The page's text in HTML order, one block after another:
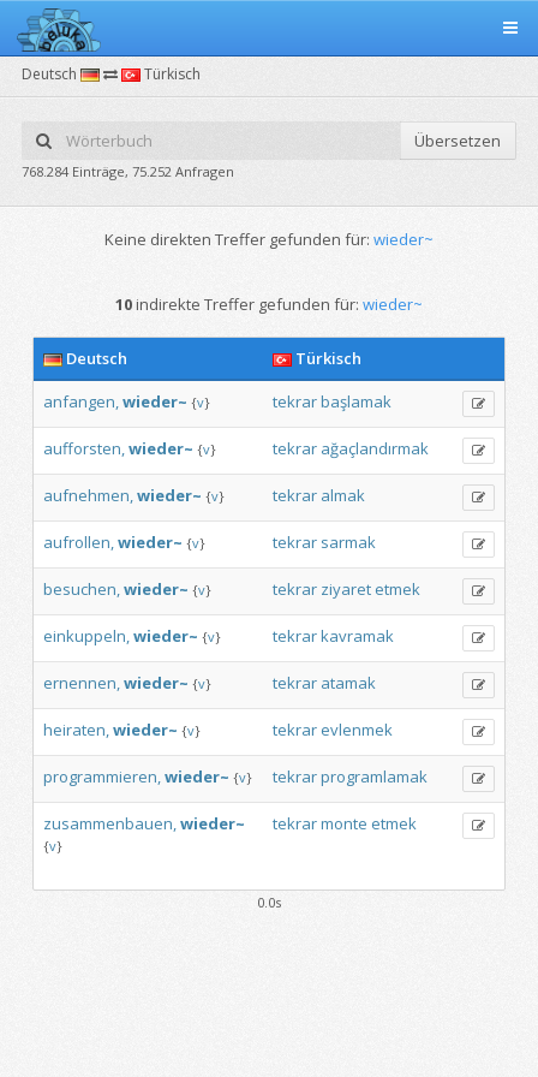
Deutsch Türkisch
Übersetzen
768.284 Einträge, 75.252 Anfragen
Keine direkten Treffer gefunden für: wieder~
10indirekte Treffer gefunden für: wieder~
Deutsch
Türkisch
anfangen,wieder~ {v} tekrarbaşlamak
aufforsten,wieder~ {v} tekrar ağaçlandırmak
aufnehmen,wieder~ {v} tekrar almak
aufrollen,wieder~ {v} tekrar sarmak
besuchen,wieder~ {v} tekrar ziyaret etmek
einkuppeln,wieder~ {v} tekrarkavramak
ernennen,wieder~ {v} tekrar atamak
heiraten,wieder~ {v} tekrar evlenmek
programmieren,wieder~ {v} tekrarprogramlamak
zusammenbauen,wieder~
{v}
tekrarmonte etmek
0.0s